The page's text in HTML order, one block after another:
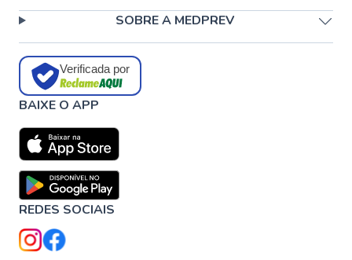
SOBRE A MEDPREV
Verificada por
BAIXE O APP
REDES SOCIAIS